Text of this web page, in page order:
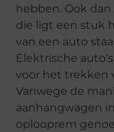
hebben. Ook
die ligt een stuk
van een auto
Elektrische
voor het trekken
Vanwege de
aanhangwagen
oplooprem